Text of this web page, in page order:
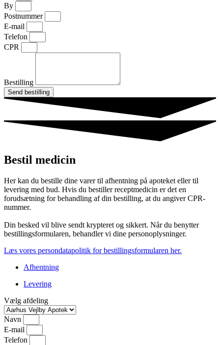
By
Postnummer
E-mail
Telefon
CPR
Bestilling
Send bestilling
Bestil medicin
Her kan du bestille dine varer til afhentning på apoteket eller til
levering med bud. Hvis du bestiller receptmedicin er det en
forudsætning for behandling af din bestilling, at du angiver CPR-
nummer.
Din besked vil blive sendt krypteret og sikkert. Når du benytter
bestillingsformularen, behandler vi dine personoplysninger.
Læs vores persondatapolitik for bestillingsformularen her.
Afhentning
Levering
Vælg afdeling
Navn
E-mail
Telefon